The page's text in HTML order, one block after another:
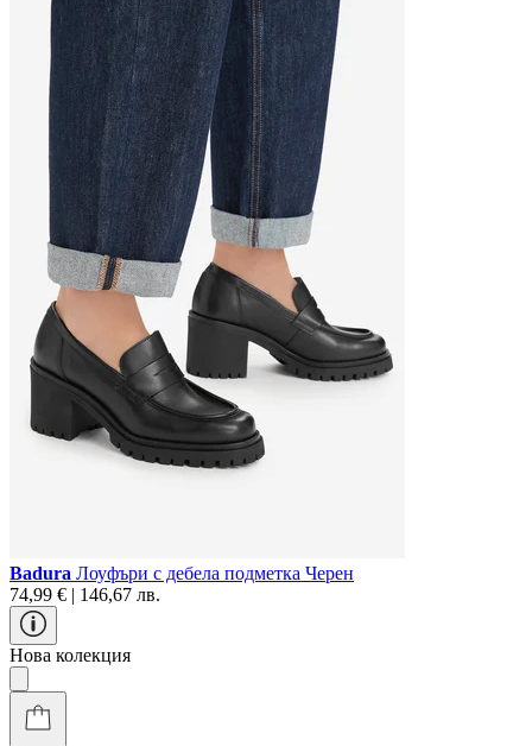
Badura Лоуфъри с дебела подметка Черен
74,99 € | 146,67 лв.
Нова колекция